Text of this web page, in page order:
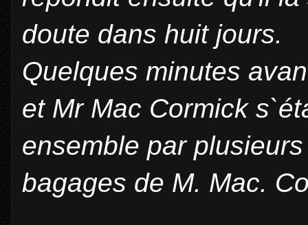
doute dans huit jours.
Quelques minutes
et Mr Mac Cormick
ensemble par
bagages de M. Mac.